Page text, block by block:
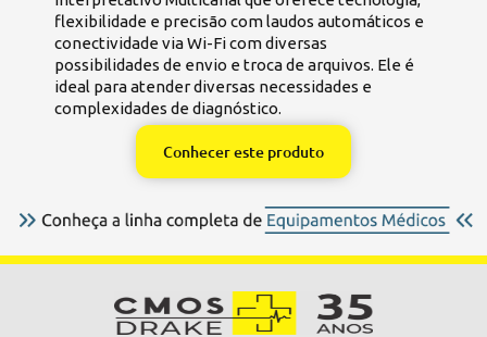
flexibilidade e precisão com laudos automáticos e
conectividade via Wi-Fi com diversas
possibilidades de envio e troca de arquivos. Ele é
ideal para atender diversas necessidades e
complexidades de diagnóstico.
Conhecer este produto